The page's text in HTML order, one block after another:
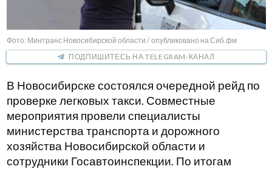
Фото: Минтранс Новосибирской области / опубликовано на Сиб.фм
ПОДПИШИТЕСЬ НА TELEGRAM-КАНАЛ
В Новосибирске состоялся очередной рейд по
проверке легковых такси. Совместные
мероприятия провели специалисты
министерства транспорта и дорожного
хозяйства Новосибирской области и
сотрудники Госавтоинспекции. По итогам